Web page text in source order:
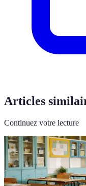
Articles
Continuez votre lecture